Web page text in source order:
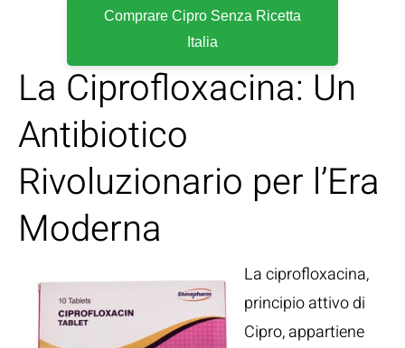
Comprare Cipro Senza Ricetta
Italia
La Ciprofloxacina: Un
Antibiotico
Rivoluzionario per l’Era
Moderna
La ciprofloxacina,
principio attivo di
Cipro, appartiene